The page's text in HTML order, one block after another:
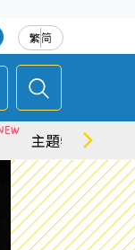
繁简
主題特集